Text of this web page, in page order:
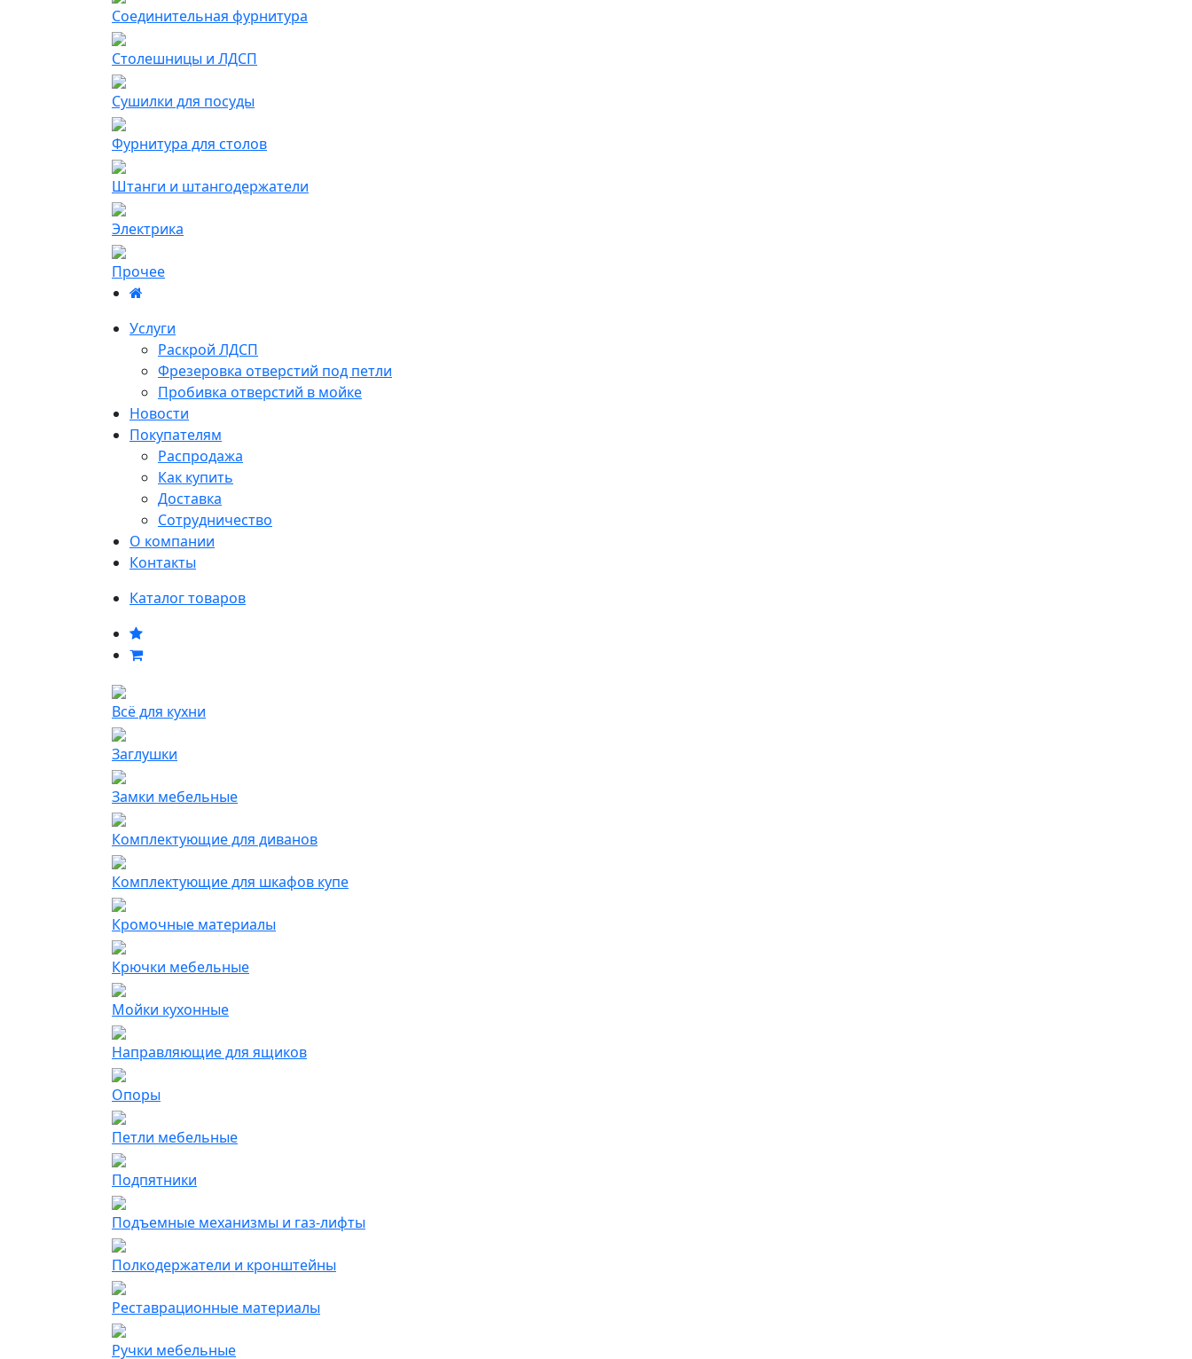
Соединительная фурнитура
Столешницы и ЛДСП
Сушилки для посуды
Фурнитура для столов
Штанги и штангодержатели
Электрика
Прочее
Услуги
Раскрой ЛДСП
Фрезеровка отверстий под петли
Пробивка отверстий в мойке
Новости
Покупателям
Распродажа
Как купить
Доставка
Сотрудничество
О компании
Контакты
Каталог товаров
Всё для кухни
Заглушки
Замки мебельные
Комплектующие для диванов
Комплектующие для шкафов купе
Кромочные материалы
Крючки мебельные
Мойки кухонные
Направляющие для ящиков
Опоры
Петли мебельные
Подпятники
Подъемные механизмы и газ-лифты
Полкодержатели и кронштейны
Реставрационные материалы
Ручки мебельные